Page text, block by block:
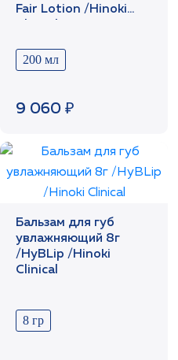
Fair Lotion /Hinoki
200 мл
9 060 ₽
Бальзам для губ
увлажняющий 8г
/HyBLip /Hinoki
Clinical
8 гр